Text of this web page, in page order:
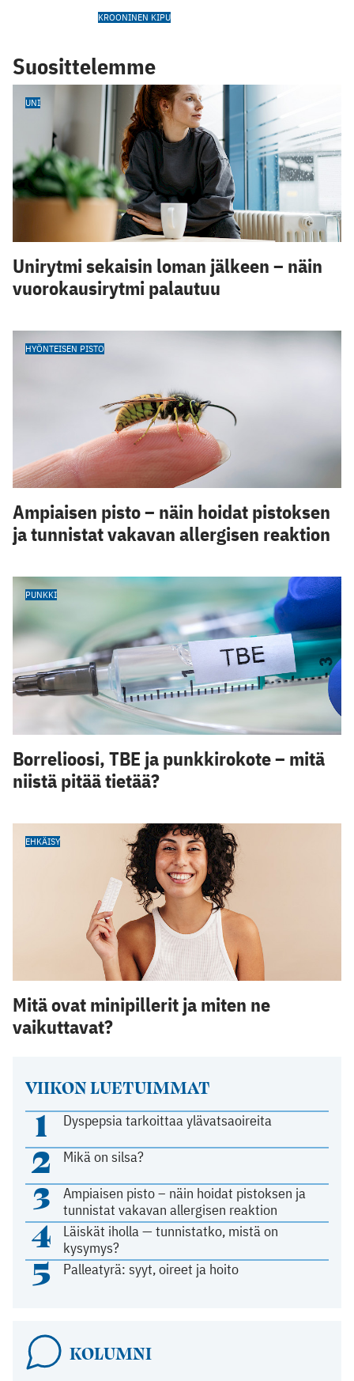
VIIKON LUETUIMMAT
1 Dyspepsia tarkoittaa ylävatsaoireita
2 Mikä on silsa?
3
Ampiaisen pisto – näin hoidat pistoksen ja
tunnistat vakavan allergisen reaktion
4
Läiskät iholla — tunnistatko, mistä on
kysymys?
5 Palleatyrä: syyt, oireet ja hoito
KOLUMNI
KROONINEN KIPU
Suosittelemme
UNI
Unirytmi sekaisin loman jälkeen – näin
vuorokausirytmi palautuu
HYÖNTEISEN PISTO
Ampiaisen pisto – näin hoidat pistoksen
ja tunnistat vakavan allergisen reaktion
PUNKKI
Borrelioosi, TBE ja punkkirokote – mitä
niistä pitää tietää?
EHKÄISY
Mitä ovat minipillerit ja miten ne
vaikuttavat?